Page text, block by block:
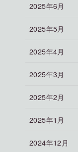
2025年6月
2025年5月
2025年4月
2025年3月
2025年2月
2025年1月
2024年12月